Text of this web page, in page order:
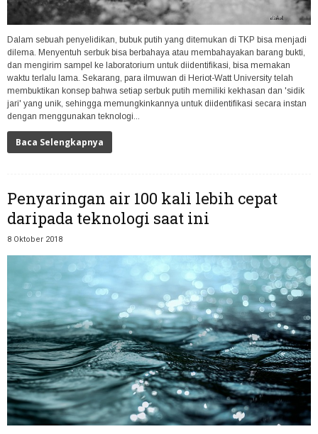
Dalam sebuah penyelidikan, bubuk putih yang ditemukan di TKP bisa menjadi
dilema. Menyentuh serbuk bisa berbahaya atau membahayakan barang bukti,
dan mengirim sampel ke laboratorium untuk diidentifikasi, bisa memakan
waktu terlalu lama. Sekarang, para ilmuwan di Heriot-Watt University telah
membuktikan konsep bahwa setiap serbuk putih memiliki kekhasan dan 'sidik
jari' yang unik, sehingga memungkinkannya untuk diidentifikasi secara instan
dengan menggunakan teknologi...
Baca Selengkapnya
Penyaringan air 100 kali lebih cepat
daripada teknologi saat ini
8 Oktober 2018